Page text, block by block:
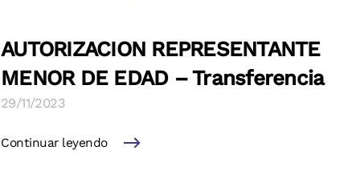
AUTORIZACION REPRESENTANTE
MENOR DE EDAD – Transferencia
29/11/2023
Continuar leyendo